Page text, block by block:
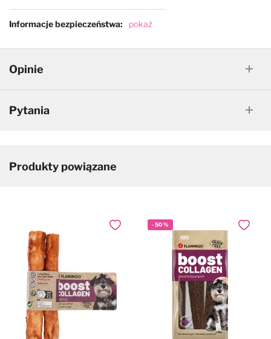
Informacje bezpieczeństwa pokaż
Opinie
Pytania
Produkty powiązane
Dodaj do ulubionych
-50%
Dodaj